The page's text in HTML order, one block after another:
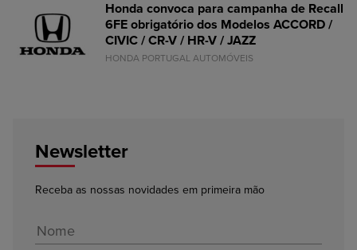
Honda convoca para campanha de Recall
6FE obrigatório dos Modelos ACCORD /
CIVIC / CR-V / HR-V / JAZZ
HONDA PORTUGAL AUTOMÓVEIS
Newsletter
Receba as nossas novidades em primeira mão